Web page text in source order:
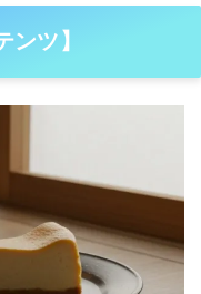
ンツ】